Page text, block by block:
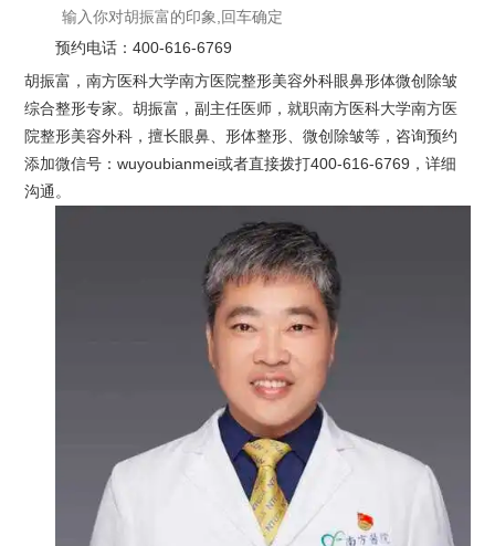
预约电话：400-616-6769
胡振富，南方医科大学南方医院整形美容外科眼鼻形体微创除皱
综合整形专家。胡振富，副主任医师，就职南方医科大学南方医
院整形美容外科，擅长眼鼻、形体整形、微创除皱等，咨询预约
添加微信号：wuyoubianmei或者直接拨打400-616-6769，详细
沟通。